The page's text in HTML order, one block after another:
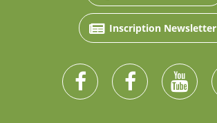
Inscription Newsletter